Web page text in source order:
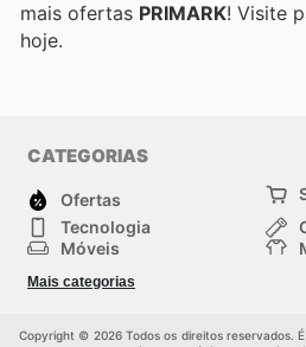
mais ofertas PRIMARK ! Visite
hoje.
CATEGORIAS
Ofertas
Tecnologia
Móveis
Crianças
Mais categorias
Copyright © 2026 Todos os direitos reservados.